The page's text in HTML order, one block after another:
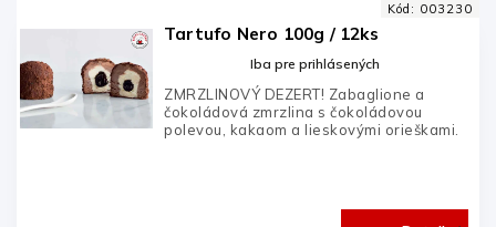
Tartufo Nero 100g / 12ks
Iba pre prihlásených
ZMRZLINOVÝ DEZERT! Zabaglione a
čokoládová zmrzlina s čokoládovou
polevou, kakaom a lieskovými orieškami.
Kód: 003230